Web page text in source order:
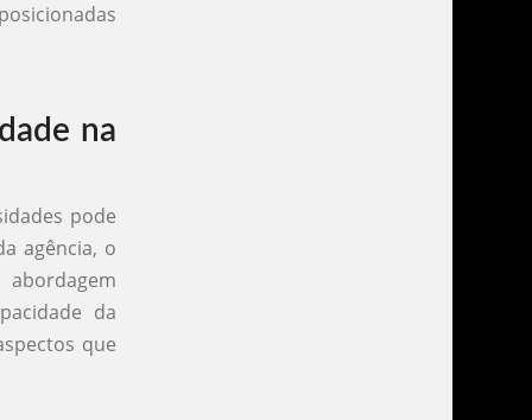
na
pode
agência, o
da
que